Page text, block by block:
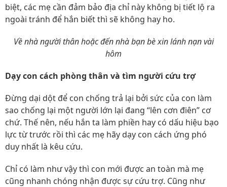
biệt, các mẹ cần đảm bảo địa chỉ này không bị tiết lộ ra
ngoài tránh để hắn biết thì sẽ không hay ho.
Về nhà người thân hoặc đến nhà bạn bè xin lánh nạn vài
hôm
Dạy con cách phòng thân và tìm người cứu trợ
Đừng dại dột để con chống trả lại bởi sức của con làm
sao chống lại một người lớn lại đang “lên cơn điên” cơ
chứ. Thế nên, nếu hắn ta làm phiền hay có dấu hiệu bạo
lực từ trước rồi thì các mẹ hãy dạy con cách ứng phó
duy nhất là kêu cứu.
Chỉ có làm như vậy thì con mới được an toàn mà mẹ
cũng nhanh chóng nhận được sự cứu trợ. Cũng như